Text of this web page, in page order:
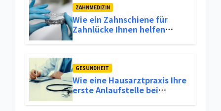
ZAHNMEDIZIN
Wie ein Zahnschiene für
Zahnlücke Ihnen helfen
GESUNDHEIT
Wie eine Hausarztpraxis Ihre
erste Anlaufstelle bei